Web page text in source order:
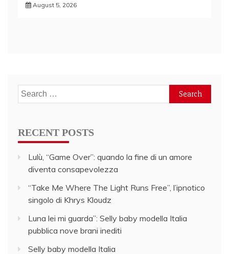
August 5, 2026
Search
for:
RECENT POSTS
Lulù, “Game Over”: quando la fine di un amore
diventa consapevolezza
“Take Me Where The Light Runs Free”, l’ipnotico
singolo di Khrys Kloudz
Luna lei mi guarda”: Selly baby modella Italia
pubblica nove brani inediti
Selly baby modella Italia